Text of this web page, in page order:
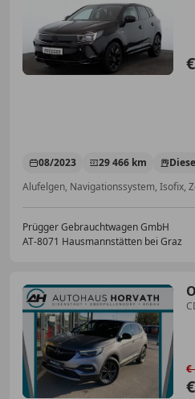
08/2023 29 466 km
Prügger Gebrauchtwagen GmbH
AT-8071 Hausmannstätten bei Graz
€